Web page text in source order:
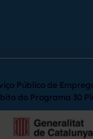
Público de
do Programa 30